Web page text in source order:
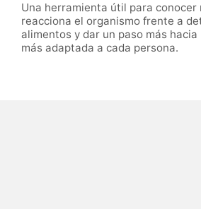
Una herramienta útil para conocer
reacciona el organismo frente a
alimentos y dar un paso más
más adaptada a cada persona.